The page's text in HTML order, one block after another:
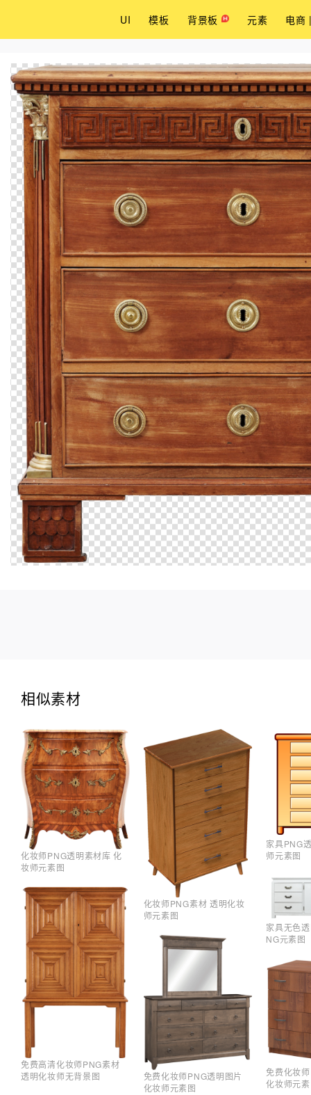
UI 模板 背景板 元素 电商
相似素材
化妆师PNG透明素材库 化
妆师元素图
免费高清化妆师PNG素材
透明化妆师无背景图
化妆师PNG素材 透明化妆
师元素图
免费化妆师PNG透明图片
化妆师元素图
家具PNG
师元素图
家具无色
NG元素图
免费化妆
化妆师元